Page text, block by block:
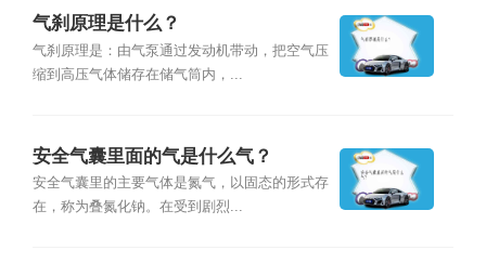
气刹原理是什么？
气刹原理是：由气泵通过发动机带动，把空气压
缩到高压气体储存在储气筒内，...
安全气囊里面的气是什么气？
安全气囊里的主要气体是氮气，以固态的形式存
在，称为叠氮化钠。在受到剧烈...